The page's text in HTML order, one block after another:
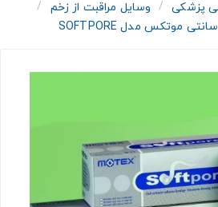
پزشکی
وسایل مراقبت از زخم